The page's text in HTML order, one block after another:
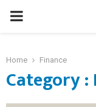
PRIMARY
Home Finance
Category :